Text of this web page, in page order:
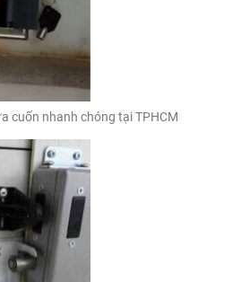
cuốn nhanh chóng tại TPHCM